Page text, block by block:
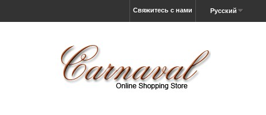
Русский
Свяжитесь с нами